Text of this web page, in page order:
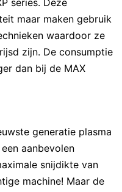
series. Deze
maar maken gebruik
waardoor ze
zijn. De consumptie
dan bij de MAX
generatie plasma
aanbevolen
snijdikte van
machine! Maar de